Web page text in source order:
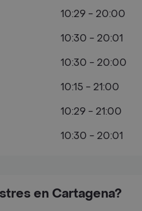
en Cartagena?
10:29 - 20:00
10:30 - 20:01
10:30 - 20:00
10:15 - 21:00
10:29 - 21:00
10:30 - 20:01